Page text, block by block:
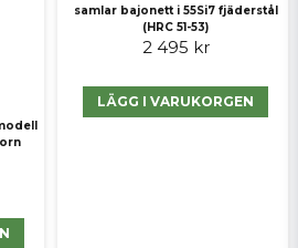
Skicka fråga
samlar bajonett i 55Si7 fjäderstål
(HRC 51-53)
2 495 kr
LÄGG I VARUKORGEN